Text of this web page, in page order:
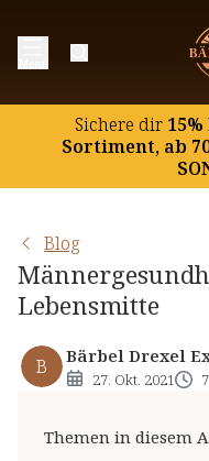
Sichere dir15%
Sortiment, ab
Blog
Lebensmitte
B Bärbel Drexel
27. Okt. 2021
Themen in diesem
Weltmännertag
Aktionstag nötig
Die Prostata -
Männergesundheit
Sexualität und